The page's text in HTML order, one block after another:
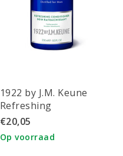
1922 by J.M. Keune
Refreshing
conditioner 250ml
€20,05
Op voorraad